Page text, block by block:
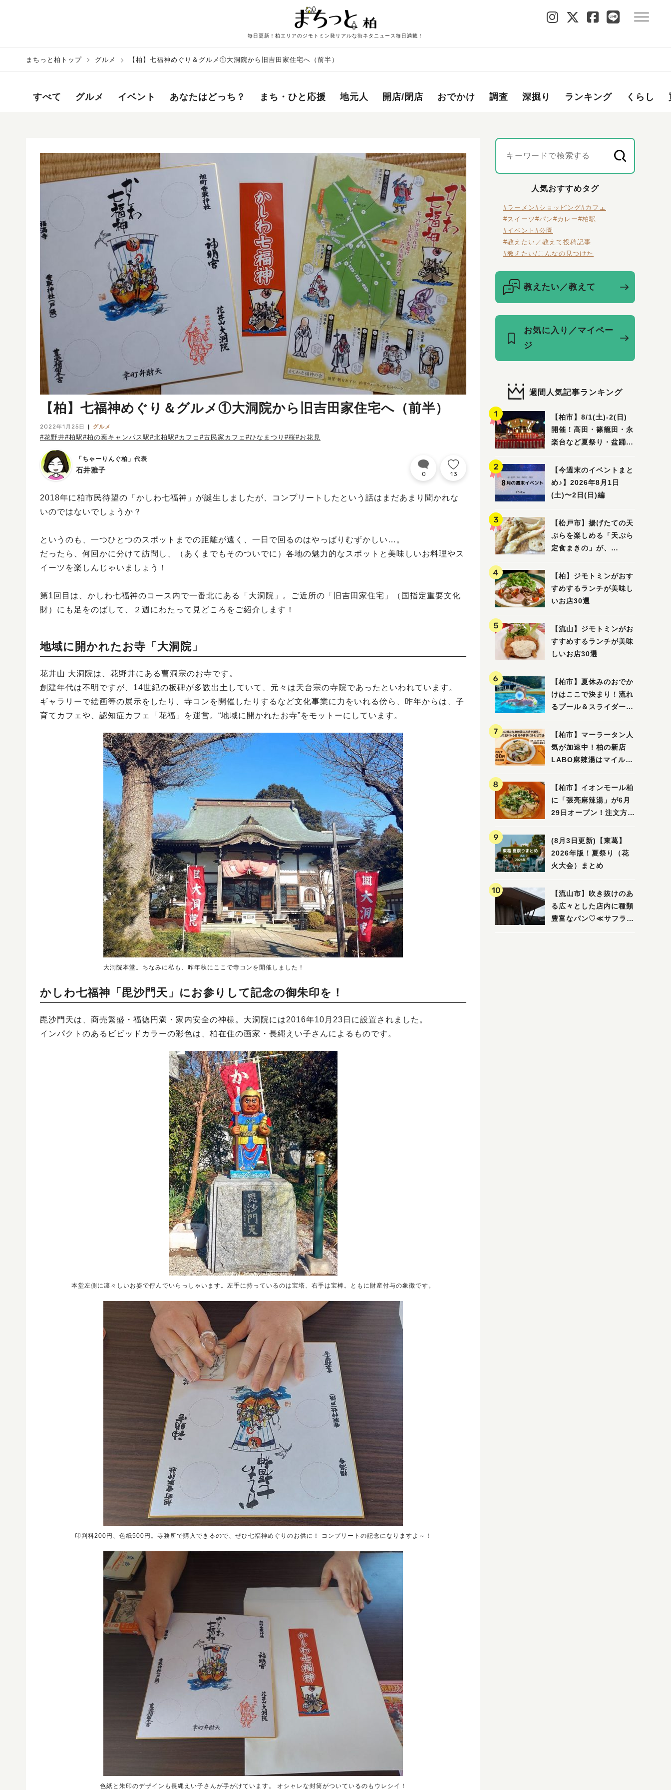
毎日更新！柏エリアのジモトミン発リアルな街ネタニュース毎日満載！
まちっと柏トップ グルメ 【柏】七福神めぐり＆グルメ①大洞院から旧吉田家住宅へ（前半）
すべて グルメ イベント あなたはどっち？ まち・ひと応援 地元人 開店/閉店 おでかけ 調査 深掘り ランキング くらし
【柏】七福神めぐり＆グルメ①大洞院から旧吉田家住宅へ（前半）
2022年1月25日 グルメ
#花野井#柏駅#柏の葉キャンパス駅#北柏駅#カフェ #古民家カフェ #ひなまつり #桜#お花見
「ちゃーりんぐ柏」代表
石井雅子 0 13
2018年に柏市民待望の「かしわ七福神」が誕生しましたが、コンプリートしたという話はまだあまり聞かれな
いのではないでしょうか？
というのも、一つひとつのスポットまでの距離が遠く、一日で回るのはやっぱりむずかしい…。
だったら、何回かに分けて訪問し、（あくまでもそのついでに）各地の魅力的なスポットと美味しいお料理やス
イーツを楽しんじゃいましょう！
第1回目は、かしわ七福神のコース内で一番北にある「大洞院」。ご近所の「旧吉田家住宅」（国指定重要文化
財）にも足をのばして、２週にわたって見どころをご紹介します！
地域に開かれたお寺「大洞院」
花井山 大洞院は、花野井にある曹洞宗のお寺です。
創建年代は不明ですが、14世紀の板碑が多数出土していて、元々は天台宗の寺院であったといわれています。
ギャラリーで絵画等の展示をしたり、寺コンを開催したりするなど文化事業に力をいれる傍ら、昨年からは、子
育てカフェや、認知症カフェ「花福」を運営。“地域に開かれたお寺”をモットーにしています。
大洞院本堂。ちなみに私も、昨年秋にここで寺コンを開催しました！
かしわ七福神「毘沙門天」にお参りして記念の御朱印を！
毘沙門天は、商売繁盛・福徳円満・家内安全の神様。大洞院には2016年10月23日に設置されました。
インパクトのあるビビッドカラーの彩色は、柏在住の画家・長縄えい子さんによるものです。
本堂左側に凛々しいお姿で佇んでいらっしゃいます。左手に持っているのは宝塔、右手は宝棒。ともに財産付与の象徴です。
印判料200円、色紙500円。寺務所で購入できるので、ぜひ七福神めぐりのお供に！ コンプリートの記念になりますよ～！
色紙と朱印のデザインも長縄えい子さんが手がけています。 オシャレな封筒がついているのもウレシイ！
人気おすすめタグ
#ラーメン#ショッピング#カフェ
#スイーツ#パン#カレー#柏駅
#イベント #公園
#教えたい／教えて投稿記事
#教えたい/こんなの見つけた
教えたい／教えて
お気に入り／マイペー
ジ
週間人気記事ランキング
【柏市】8/1(土)‐2(日)
開催！高田・篠籠田・永
楽台など夏祭り・盆踊り
【今週末のイベントまと
め♪】2026年8月1日
(土)〜2日(日)編
【松戸市】揚げたての天
ぷらを楽しめる「天ぷら
定食まきの」が、
【柏】ジモトミンがおす
すめするランチが美味し
いお店30選
【流山】ジモトミンがお
すすめするランチが美味
しいお店30選
【柏市】夏休みのおでか
けはここで決まり！流れ
るプール＆スライダーに
ル」を親子で満喫してき
ました！
【柏市】マーラータン人
気が加速中！柏の新店
LABO麻辣湯はマイルド
【柏市】イオンモール柏
に「張亮麻辣湯」が6月
29日オープン！注文方法
ビュー
(8月3日更新)【東葛】
2026年版！夏祭り（花
火大会）まとめ
【流山市】吹き抜けのあ
る広々とした店内に種類
豊富なパン♡≪サフラン